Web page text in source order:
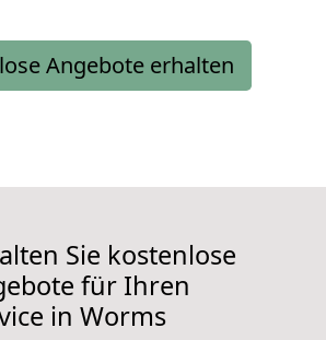
Angebote erhalten
Sie kostenlose
für Ihren
in Worms